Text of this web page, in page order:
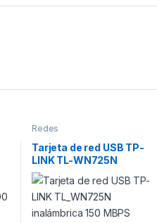
Redes
Tarjeta de red USB TP-
LINK TL-WN725N
inalámbrica 150 MBPS
802.11N/G/B tamaño nano.